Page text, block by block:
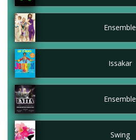
Ensemble
Issakar
Ensemble
Swing